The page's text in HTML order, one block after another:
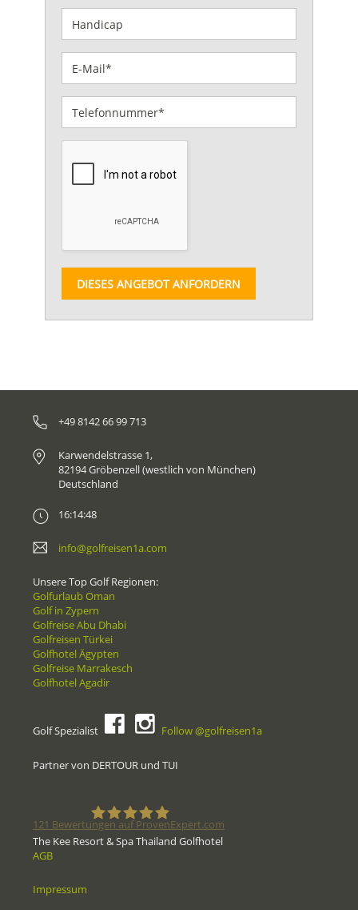
DIESES ANGEBOT ANFORDERN
+49 8142 66 99 713
Karwendelstrasse 1,
82194 Gröbenzell (westlich von München)
Deutschland
16:14:48
info@golfreisen1a.com
Unsere Top Golf Regionen:
Golfurlaub Oman
Golf in Zypern
Golfreise Abu Dhabi
Golfreisen Türkei
Golfhotel Ägypten
Golfreise Marrakesch
Golfhotel Agadir
Golf Spezialist Follow @golfreisen1a
Partner von DERTOUR und TUI
121 Bewertungen auf ProvenExpert.com
The Kee Resort & Spa Thailand Golfhotel
AGB
Impressum